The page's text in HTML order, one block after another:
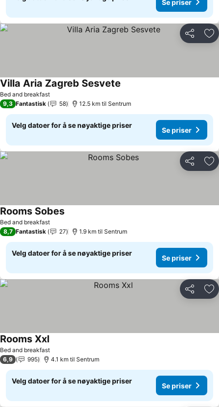
Se priser
Del
Bed and breakfast
Villa Aria Zagreb Sesvete
9,3 Fantastisk 58 12.5 km til Sentrum
Velg datoer for å se nøyaktige priser
Se priser
Del
Bed and breakfast
Rooms Sobes
8,7 Fantastisk 27 1.9 km til Sentrum
Velg datoer for å se nøyaktige priser
Se priser
Del
Bed and breakfast
Rooms Xxl
6,9 995 4.1 km til Sentrum
Velg datoer for å se nøyaktige priser
Se priser